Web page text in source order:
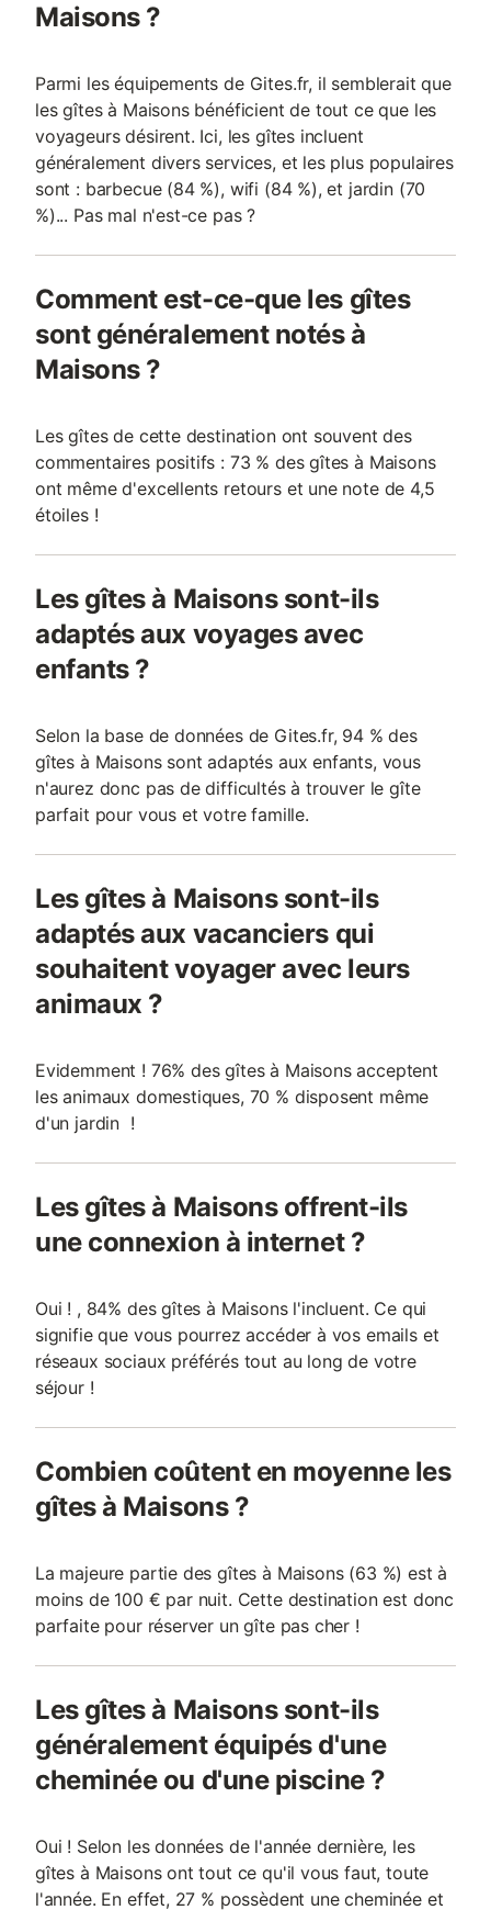
Maisons ?
Parmi les équipements de Gites.fr, il semblerait que
les gîtes à Maisons bénéficient de tout ce que les
voyageurs désirent. Ici, les gîtes incluent
généralement divers services, et les plus populaires
sont : barbecue (84 %), wifi (84 %), et jardin (70
%)... Pas mal n'est-ce pas ?
Comment est-ce-que les gîtes
sont généralement notés à
Maisons ?
Les gîtes de cette destination ont souvent des
commentaires positifs : 73 % des gîtes à Maisons
ont même d'excellents retours et une note de 4,5
étoiles !
Les gîtes à Maisons sont-ils
adaptés aux voyages avec
enfants ?
Selon la base de données de Gites.fr, 94 % des
gîtes à Maisons sont adaptés aux enfants, vous
n'aurez donc pas de difficultés à trouver le gîte
parfait pour vous et votre famille.
Les gîtes à Maisons sont-ils
adaptés aux vacanciers qui
souhaitent voyager avec leurs
animaux ?
Evidemment ! 76% des gîtes à Maisons acceptent
les animaux domestiques, 70 % disposent même
d'un jardin !
Les gîtes à Maisons offrent-ils
une connexion à internet ?
Oui ! , 84% des gîtes à Maisons l'incluent. Ce qui
signifie que vous pourrez accéder à vos emails et
réseaux sociaux préférés tout au long de votre
séjour !
Combien coûtent en moyenne les
gîtes à Maisons ?
La majeure partie des gîtes à Maisons (63 %) est à
moins de 100 € par nuit. Cette destination est donc
parfaite pour réserver un gîte pas cher !
Les gîtes à Maisons sont-ils
généralement équipés d'une
cheminée ou d'une piscine ?
Oui ! Selon les données de l'année dernière, les
gîtes à Maisons ont tout ce qu'il vous faut, toute
l'année. En effet, 27 % possèdent une cheminée et